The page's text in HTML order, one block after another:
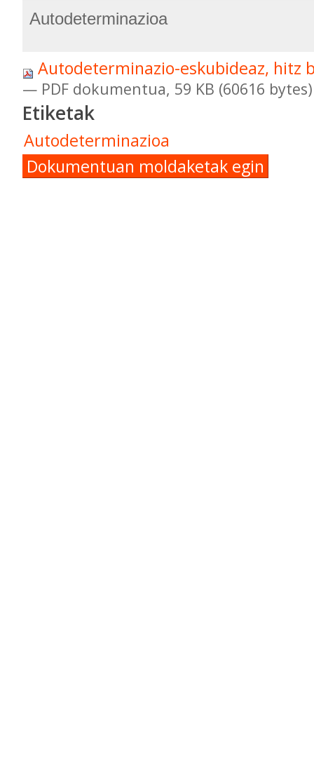
Autodeterminazioa
Autodeterminazio-eskubideaz, hitz
— PDF dokumentua, 59 KB (60616 bytes)
Etiketak
Autodeterminazioa
Dokumentuan moldaketak egin